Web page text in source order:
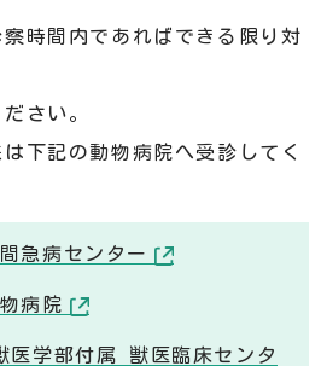
時間内であればできる限り対
さい。
下記の動物病院へ受診してく
急病センター
病院
医学部付属 獣医臨床センタ